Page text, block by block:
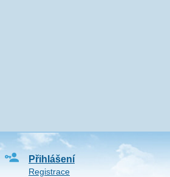
Přihlášení
Registrace